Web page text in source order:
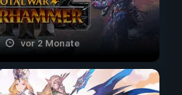
vor 2 Monate